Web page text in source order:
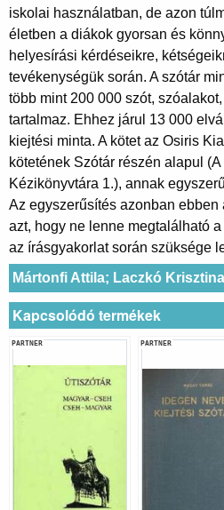
iskolai használatban, de azon
életben a diákok gyorsan és
helyesírási kérdéseikre,
tevékenységük során. A szótár
több mint 200 000 szót,
tartalmaz. Ehhez járul 13 000
kiejtési minta. A kötet az Osiris
kötetének Szótár részén alapul
Kézikönyvtára 1.), annak
Az egyszerűsítés azonban ebben
azt, hogy ne lenne megtalálható
az írásgyakorlat során szüksége
Mártonfi Attila; Laczkó
Kapcsolódó termékek
PARTNER PARTNER